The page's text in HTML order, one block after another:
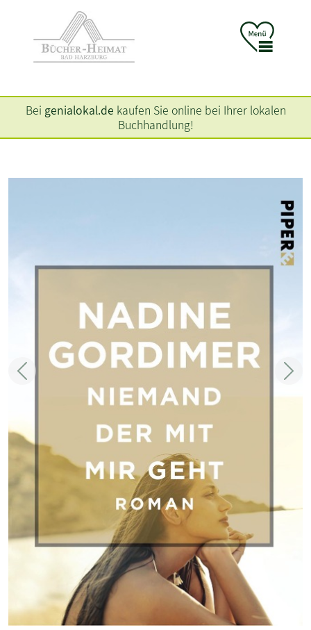
Bei genialokal.de kaufen Sie online bei Ihrer lokalen
Buchhandlung!
Zurück